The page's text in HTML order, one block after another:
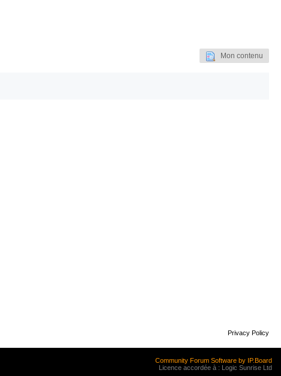
Mon contenu
Privacy Policy
Community Forum Software by IP.Board
Licence accordée à : Logic Sunrise Ltd